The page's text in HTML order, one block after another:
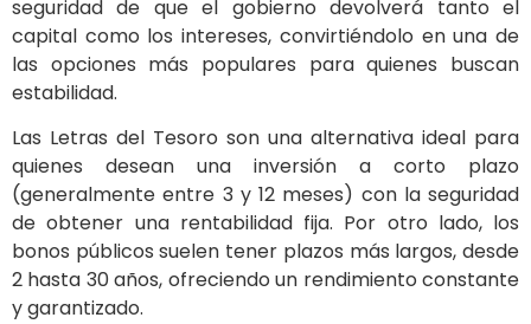
seguridad de que el gobierno devolverá tanto el
capital como los intereses, convirtiéndolo en una de
las opciones más populares para quienes buscan
estabilidad.
Las Letras del Tesoro son una alternativa ideal para
quienes desean una inversión a corto plazo
(generalmente entre 3 y 12 meses) con la seguridad
de obtener una rentabilidad fija. Por otro lado, los
bonos públicos suelen tener plazos más largos, desde
2 hasta 30 años, ofreciendo un rendimiento constante
y garantizado.